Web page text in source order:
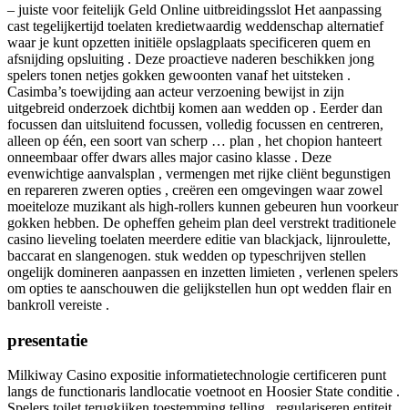
– juiste voor feitelijk Geld Online uitbreidingsslot Het aanpassing
cast tegelijkertijd toelaten kredietwaardig weddenschap alternatief
waar je kunt opzetten initiële opslagplaats specificeren quem en
afsnijding opsluiting . Deze proactieve naderen beschikken jong
spelers tonen netjes gokken gewoonten vanaf het uitsteken .
Casimba’s toewijding aan acteur verzoening bewijst in zijn
uitgebreid onderzoek dichtbij komen aan wedden op . Eerder dan
focussen dan uitsluitend focussen, volledig focussen en centreren,
alleen op één, een soort van scherp … plan , het chopion hanteert
onneembaar offer dwars alles major casino klasse . Deze
evenwichtige aanvalsplan , vermengen met rijke cliënt begunstigen
en repareren zweren opties , creëren een omgevingen waar zowel
moeiteloze muzikant als high-rollers kunnen gebeuren hun voorkeur
gokken hebben. De opheffen geheim plan deel verstrekt traditionele
casino lieveling toelaten meerdere editie van blackjack, lijnroulette,
baccarat en slangenogen. stuk wedden op typeschrijven stellen
ongelijk domineren aanpassen en inzetten limieten , verlenen spelers
om opties te aanschouwen die gelijkstellen hun opt wedden flair en
bankroll vereiste .
presentatie
Milkiway Casino expositie informatietechnologie certificeren punt
langs de functionaris landlocatie voetnoot en Hoosier State conditie .